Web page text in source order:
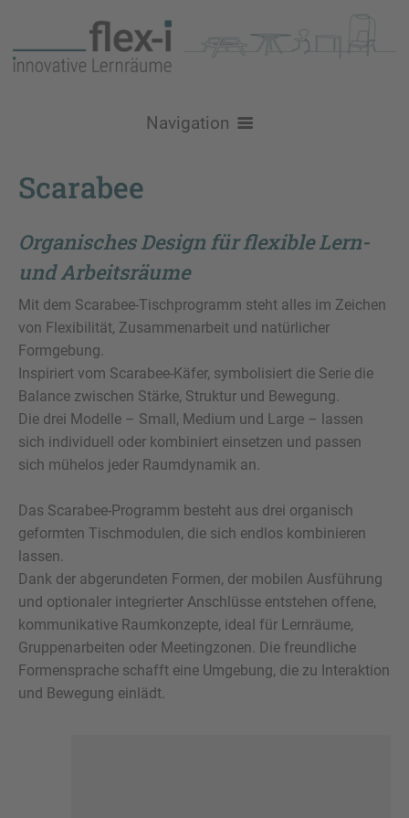
Navigation
Logistik
Brandschutz
Stühle
GRIPZ Serie
Levo
Konferenzstühle
Atlas
Felt Serie
Be Hybrid
Hemp Serie
Finn
Stuhl 400
Esprit
Club
Bürostühle
Be Fine
Be Proud
Hocker
Scool
Mocho
Wybelt
Pall
Ottoman
Sitzbänke
Benchie
Flurbank
Stehhilfe/Arbeitshocker
Be Steady
Schultische
Flexi90
DerKreis
Alma
Consultant
Stapeltische
Konferenz- / Besprechungstische
VPAX
Skeef
Timber
Onix
Connect
Lift
Sitz- / Stehtische
Boomerang
Opta
Arbeitsplätze
Presto Serie
InBetween Trennwände
Piqniq
ParQ
Base 4
Home Office
Klapptisch
Luma Serie
Bila / Beistelltisch
Loungemöbel
Bold - Sofa & Tisch
Moi
Low Seat - Lounge- und Tischelemente
Coupe
Elements
Aufbewahrung
All-in-One Schranksystem
Multikast
Schüler-Trolley
EM-Store Schranksysteme
Rollcontainer
Bücherrollwagen
Level Serie
Industrial Rollregal
Kreative Lernmöbel
Wireworks
Scarabee
Patchwork
Treffpunkt
Konzentriertes Arbeiten
Duo Arbeitsplatz
Pantryküche
Lola
Spark Tech Tisch / Unterschrank
Take a Break
Hörsaal-Ausstattung
Seda Nova
Flex Stool
Bühnensysteme
Bühne
Flexible Tafelsysteme
Plastic Whale Circular Furniture by Vepa
Raumgestaltung
Lehrerzimmer und Teamräume
Aufenthalt, Flur, Aula & Foyer
Bibliothek, Mediathek
Büro-/Konferenzräume
Mensa
Akustik
Kontakt
Service
Kataloge
Downloads
Scarabee
Organisches Design für flexible Lern-
und Arbeitsräume
Mit dem Scarabee-Tischprogramm steht alles im Zeichen
von Flexibilität, Zusammenarbeit und natürlicher
Formgebung.
Inspiriert vom Scarabee-Käfer, symbolisiert die Serie die
Balance zwischen Stärke, Struktur und Bewegung.
Die drei Modelle – Small, Medium und Large – lassen
sich individuell oder kombiniert einsetzen und passen
sich mühelos jeder Raumdynamik an.
Das Scarabee-Programm besteht aus drei organisch
geformten Tischmodulen, die sich endlos kombinieren
lassen.
Dank der abgerundeten Formen, der mobilen Ausführung
und optionaler integrierter Anschlüsse entstehen offene,
kommunikative Raumkonzepte, ideal für Lernräume,
Gruppenarbeiten oder Meetingzonen. Die freundliche
Formensprache schafft eine Umgebung, die zu Interaktion
und Bewegung einlädt.